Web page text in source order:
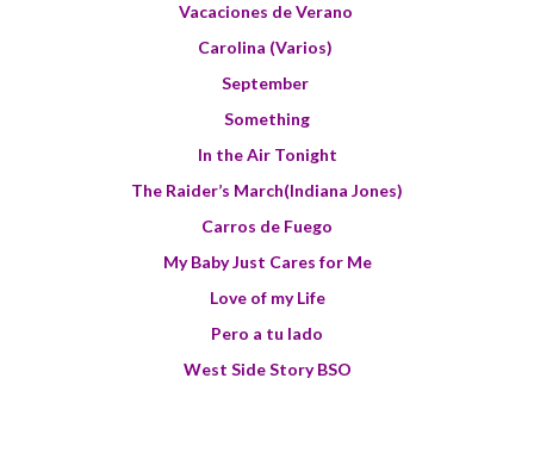
Vacaciones de Verano
Carolina (Varios)
September
Something
In the Air Tonight
The Raider’s March(Indiana Jones)
Carros de Fuego
My Baby Just Cares for Me
Love of my Life
Pero a tu lado
West Side Story BSO